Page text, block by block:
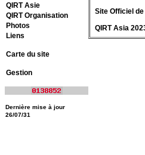
QIRT Asie
QIRT Organisation
Photos
Liens
Carte du site
Gestion
Dernière mise à jour
26/07/31
Site Officiel de
QIRT Asia